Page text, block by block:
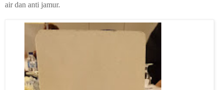
air dan anti jamur.